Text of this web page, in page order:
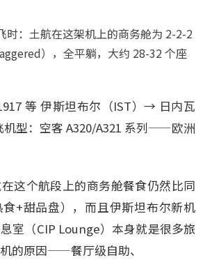
时：土航在这架机上的商务舱为 2-2-2
），全平躺，大约 28-32 个座
等 伊斯坦布尔（IST）→ 日内瓦
机型：空客 A320/A321 系列——欧洲
这个航段上的商务舱餐食仍然比同
+甜品盘），而且伊斯坦布尔新机
室（CIP Lounge）本身就是很多旅
的原因——餐厅级自助、